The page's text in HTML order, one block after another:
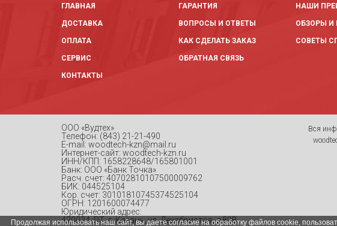
ГЛАВНАЯ
ДОСТАВКА
ОПЛАТА
СЕРВИС
КОНТАКТЫ
ГАРАНТИЯ
ВОПРОСЫ И ОТВЕТЫ
КАК СДЕЛАТЬ ЗАКАЗ
ОБРАТНАЯ СВЯЗЬ
НАШИ
ОБЗОРЫ И
СОВЕТЫ
ООО «Вудтех»
Телефон: (843) 21-21-490
E-mail: woodtech-kzn@mail.ru
Интернет-сайт: woodtech-kzn.ru
ИНН/КПП: 1658228648/165801001
Банк: ООО «Банк Точка»
Расч. счет: 40702810107500009762
БИК: 044525104
Кор. счет: 30101810745374525104
ОГРН: 1201600074477
Юридический адрес:
420034, РТ, г. Казань, ул. Декабристов, д.89В
Вся
Продолжая использовать наш сайт, вы даете согласие на обработку файлов cookie,